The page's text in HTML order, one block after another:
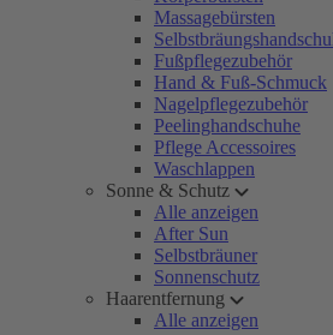
Massagebürsten
Fußpflegezubehör
Hand & Fuß-Schmuck
Nagelpflegezubehör
Peelinghandschuhe
Pflege Accessoires
Waschlappen
Sonne & Schutz
Alle anzeigen
After Sun
Selbstbräuner
Sonnenschutz
Haarentfernung
Alle anzeigen